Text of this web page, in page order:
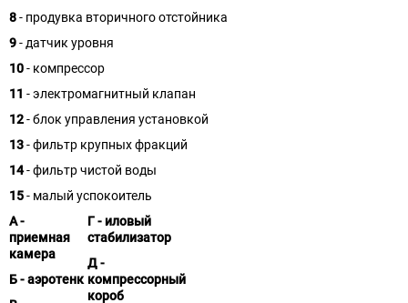
8- продувка вторичного отстойника
9- датчик уровня
10- компрессор
11 - электромагнитный клапан
12- блок управления установкой
13- фильтр крупных фракций
14- фильтр чистой воды
15- малый успокоитель
А -
приемная
камера
Б - аэротенк
Г - иловый
стабилизатор
Д -
компрессорный
короб